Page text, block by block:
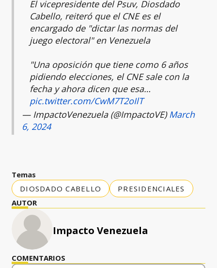
El vicepresidente del Psuv, Diosdado
Cabello, reiteró que el CNE es el
encargado de "dictar las normas del
juego electoral" en Venezuela
"Una oposición que tiene como 6 años
pidiendo elecciones, el CNE sale con la
fecha y ahora dicen que esa…
pic.twitter.com/CwM7T2oIlT
— ImpactoVenezuela (@ImpactoVE)March
6, 2024
Temas
DIOSDADO CABELLO
PRESIDENCIALES
AUTOR
Impacto Venezuela
COMENTARIOS